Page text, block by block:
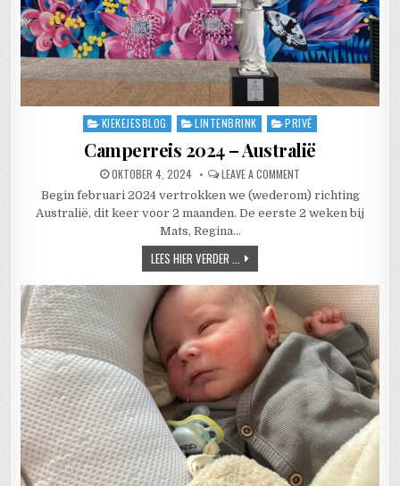
Posted in
KIEKEJESBLOG LINTENBRINK PRIVÉ
Camperreis 2024 – Australië
PUBLISHED DATE:
OKTOBER 4, 2024 LEAVE A COMMENT
Begin februari 2024 vertrokken we (wederom) richting
Australië, dit keer voor 2 maanden. De eerste 2 weken bij
Mats, Regina…
LEES HIER VERDER ... CAMPERREIS 2024 – AUSTRALIË